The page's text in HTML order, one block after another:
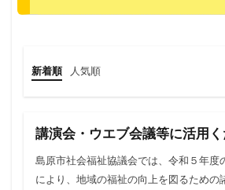
新着順 人気順
講演会・ウエブ会議等に活用く
島原市社会福祉協議会では、令和５年度
により、地域の福祉の向上を図るための